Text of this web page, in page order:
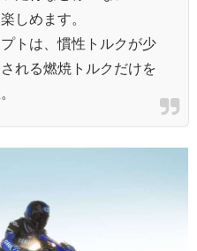
しめます。
トは、慣性トルクが少
れる燃焼トルクだけを